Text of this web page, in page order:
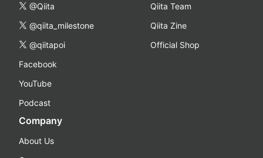
@Qiita
@qiita_milestone
@qiitapoi
Facebook
YouTube
Podcast
Qiita Team
Qiita Zine
Official Shop
Company
About Us